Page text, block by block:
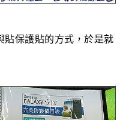
貼保護貼的方式，於是就